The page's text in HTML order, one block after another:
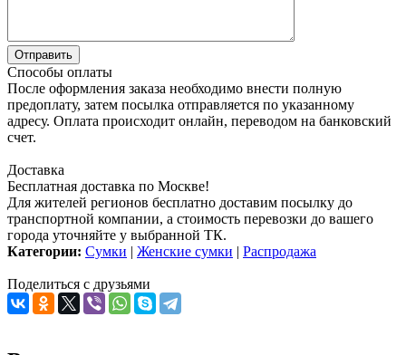
Способы оплаты
После оформления заказа необходимо внести полную
предоплату, затем посылка отправляется по указанному
адресу. Оплата происходит онлайн, переводом на банковский
счет.
Доставка
Бесплатная доставка по Москве!
Для жителей регионов бесплатно доставим посылку до
транспортной компании, а стоимость перевозки до вашего
города уточняйте у выбранной ТК.
Категории: Сумки | Женские сумки | Распродажа
Поделиться с друзьями